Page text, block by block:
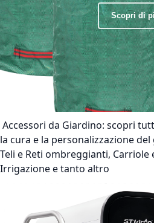
Scopri di
Accessori da Giardino: scopri
la cura e la personalizzazione
Teli e Reti ombreggianti,
Irrigazione e tanto altro